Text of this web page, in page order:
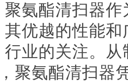
聚氨酯清扫器
其优越的性能
行业的关注。
聚氨酯清扫器